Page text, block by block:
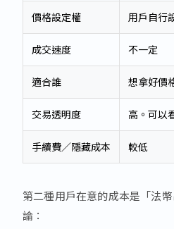
價格設定權 用戶自行
成交速度 不一定
適合誰 想拿好價
交易透明度 高。可以
手續費／隱藏成本 較低
第二種用戶在意的成本是「法
論：